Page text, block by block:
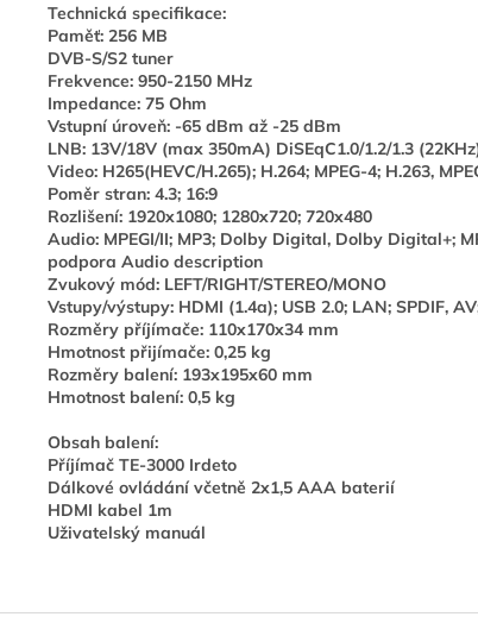
Technická specifikace:
Paměť: 256 MB
DVB-S/S2 tuner
Frekvence: 950-2150 MHz
Impedance: 75 Ohm
Vstupní úroveň: -65 dBm až -25 dBm
LNB: 13V/18V (max 350mA) DiSEqC1.0/1.2/1.3
Video: H265(HEVC/H.265); H.264; MPEG-4; H.263,
Poměr stran: 4.3; 16:9
Rozlišení: 1920x1080; 1280x720; 720x480
Audio: MPEGI/II; MP3; Dolby Digital, Dolby Digital+;
podpora Audio description
Zvukový mód: LEFT/RIGHT/STEREO/MONO
Vstupy/výstupy: HDMI (1.4a); USB 2.0; LAN; SPDIF,
Rozměry příjímače: 110x170x34 mm
Hmotnost přijímače: 0,25 kg
Rozměry balení: 193x195x60 mm
Hmotnost balení: 0,5 kg
Obsah balení:
Příjímač TE-3000 Irdeto
Dálkové ovládání včetně 2x1,5 AAA baterií
HDMI kabel 1m
Uživatelský manuál